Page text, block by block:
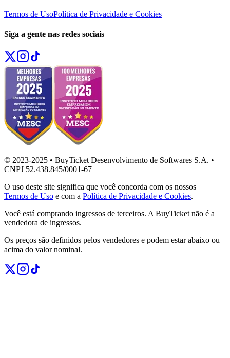
Termos de UsoPolítica de Privacidade e Cookies
Siga a gente nas redes sociais
© 2023-2025 • BuyTicket Desenvolvimento de Softwares S.A. •
CNPJ 52.438.845/0001-67
O uso deste site significa que você concorda com os nossos
Termos de Uso e com a Política de Privacidade e Cookies.
Você está comprando ingressos de terceiros. A BuyTicket não é a
vendedora de ingressos.
Os preços são definidos pelos vendedores e podem estar abaixo ou
acima do valor nominal.